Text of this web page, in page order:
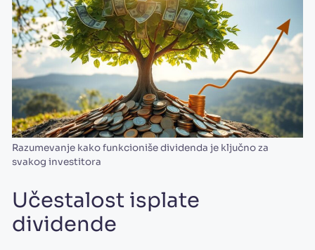
Razumevanje kako funkcioniše dividenda je ključno za
svakog investitora
Učestalost isplate
dividende